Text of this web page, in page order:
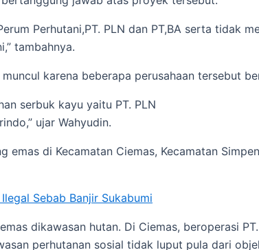
Perhutani,PT. PLN dan PT,BA serta tidak
tambahnya.
karena beberapa perusahaan tersebut
serbuk kayu yaitu PT. PLN
ujar Wahyudin.
emas di Kecamatan Ciemas, Kecamatan
Sebab Banjir Sukabumi
dikawasan hutan. Di Ciemas, beroperasi
perhutanan sosial tidak luput pula dari